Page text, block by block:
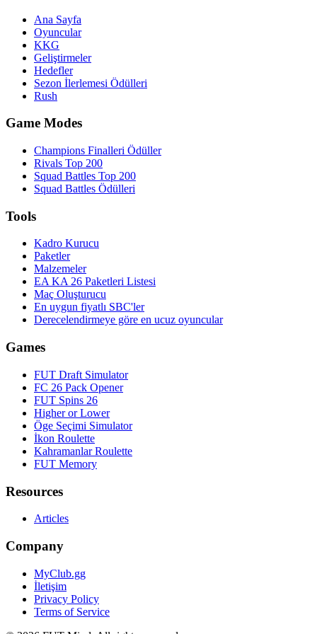
Ana Sayfa
Oyuncular
KKG
Geliştirmeler
Hedefler
Sezon İlerlemesi Ödülleri
Rush
Game Modes
Champions Finalleri Ödüller
Rivals Top 200
Squad Battles Top 200
Squad Battles Ödülleri
Tools
Kadro Kurucu
Paketler
Malzemeler
EA KA 26 Paketleri Listesi
Maç Oluşturucu
En uygun fiyatlı SBC'ler
Derecelendirmeye göre en ucuz oyuncular
Games
FUT Draft Simulator
FC 26 Pack Opener
FUT Spins 26
Higher or Lower
Öge Seçimi Simulator
İkon Roulette
Kahramanlar Roulette
FUT Memory
Resources
Articles
Company
MyClub.gg
İletişim
Privacy Policy
Terms of Service